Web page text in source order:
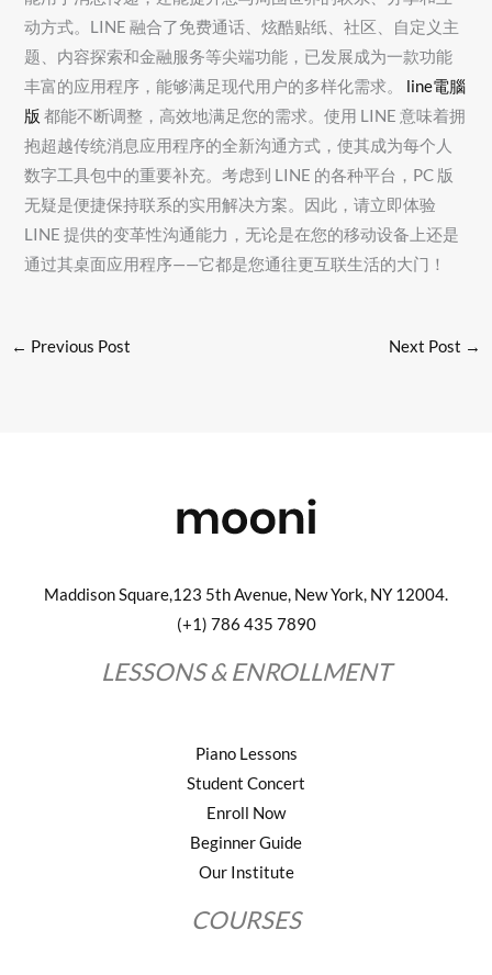
动方式。LINE 融合了免费通话、炫酷贴纸、社区、自定义主
题、内容探索和金融服务等尖端功能，已发展成为一款功能
丰富的应用程序，能够满足现代用户的多样化需求。 line電腦
版 都能不断调整，高效地满足您的需求。使用 LINE 意味着拥
抱超越传统消息应用程序的全新沟通方式，使其成为每个人
数字工具包中的重要补充。考虑到 LINE 的各种平台，PC 版
无疑是便捷保持联系的实用解决方案。因此，请立即体验
LINE 提供的变革性沟通能力，无论是在您的移动设备上还是
通过其桌面应用程序——它都是您通往更互联生活的大门！
← Previous Post Next Post →
Maddison Square,123 5th Avenue, New York, NY 12004.
(+1) 786 435 7890
LESSONS & ENROLLMENT
Piano Lessons
Student Concert
Enroll Now
Beginner Guide
Our Institute
COURSES